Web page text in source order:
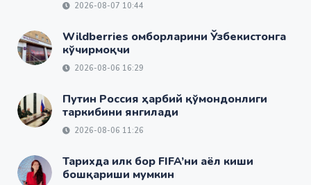
2026-08-07 10:44
Wildberries омборларини Ўзбекистонга
кўчирмоқчи
2026-08-06 16:29
Путин Россия ҳарбий қўмондонлиги
таркибини янгилади
2026-08-06 11:26
Тарихда илк бор FIFA’ни аёл киши
бошқариши мумкин